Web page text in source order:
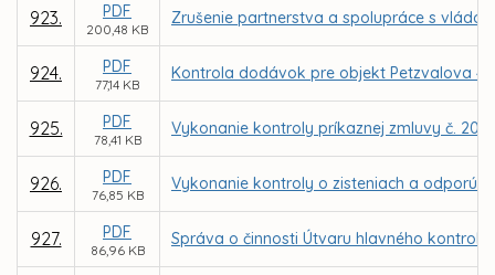
923. PDF
200,48 KB
Zrušenie partnerstva a spolupráce s
924. PDF
77,14 KB
Kontrola dodávok pre objekt Petzvalova 4
925. PDF
78,41 KB
Vykonanie kontroly príkaznej zmluvy č.
926. PDF
76,85 KB
Vykonanie kontroly o zisteniach a
927. PDF
86,96 KB
Správa o činnosti Útvaru hlavného